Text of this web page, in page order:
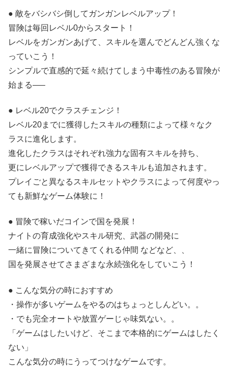
● 敵をバシバシ倒してガンガンレベルアップ！
冒険は毎回レベル0からスタート！
レベルをガンガンあげて、スキルを選んでどんどん強くな
っていこう！
シンプルで直感的で延々続けてしまう中毒性のある冒険が
始まる—–
● レベル20でクラスチェンジ！
レベル20までに獲得したスキルの種類によって様々なク
ラスに進化します。
進化したクラスはそれぞれ強力な固有スキルを持ち、
更にレベルアップで獲得できるスキルも追加されます。
プレイごと異なるスキルセットやクラスによって何度やっ
ても新鮮なゲーム体験に！
● 冒険で稼いだコインで国を発展！
ナイトの育成強化やスキル研究、武器の開発に
一緒に冒険についてきてくれる仲間 などなど、、
国を発展させてさまざまな永続強化をしていこう！
● こんな気分の時におすすめ
・操作が多いゲームをやるのはちょっとしんどい。。
・でも完全オートや放置ゲーじゃ味気ない。。
「ゲームはしたいけど、そこまで本格的にゲームはしたく
ない」
こんな気分の時にうってつけなゲームです。